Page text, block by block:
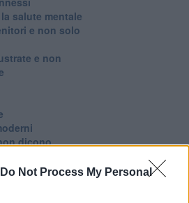
Do Not Process My Personal
salute mentale
e non solo
e non
dicono